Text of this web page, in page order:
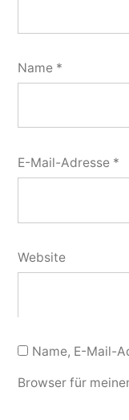
Name *
E-Mail-Adresse *
Website
Name, E-Mail-
Browser für